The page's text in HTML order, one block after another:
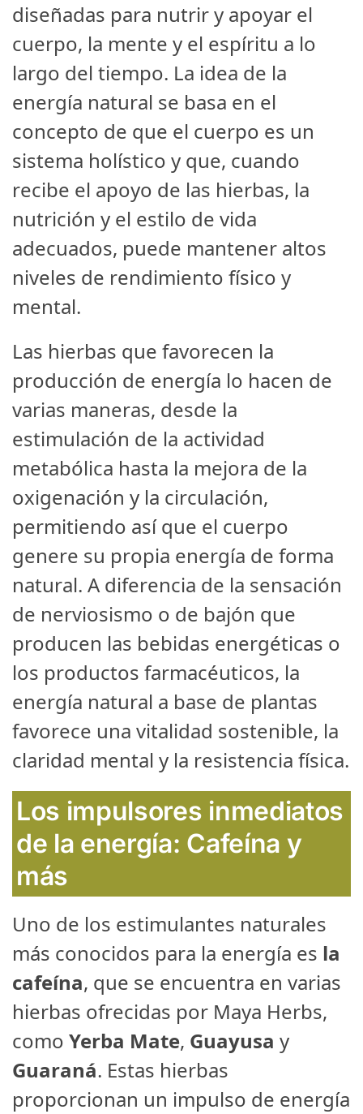
diseñadas para nutrir y apoyar el
cuerpo, la mente y el espíritu a lo
largo del tiempo. La idea de la
energía natural se basa en el
concepto de que el cuerpo es un
sistema holístico y que, cuando
recibe el apoyo de las hierbas, la
nutrición y el estilo de vida
adecuados, puede mantener altos
niveles de rendimiento físico y
mental.
Las hierbas que favorecen la
producción de energía lo hacen de
varias maneras, desde la
estimulación de la actividad
metabólica hasta la mejora de la
oxigenación y la circulación,
permitiendo así que el cuerpo
genere su propia energía de forma
natural. A diferencia de la sensación
de nerviosismo o de bajón que
producen las bebidas energéticas o
los productos farmacéuticos, la
energía natural a base de plantas
favorece una vitalidad sostenible, la
claridad mental y la resistencia física.
Los impulsores inmediatos
de la energía: Cafeína y
más
Uno de los estimulantes naturales
más conocidos para la energía es la
cafeína, que se encuentra en varias
hierbas ofrecidas por Maya Herbs,
como Yerba Mate, Guayusa y
Guaraná. Estas hierbas
proporcionan un impulso de energía